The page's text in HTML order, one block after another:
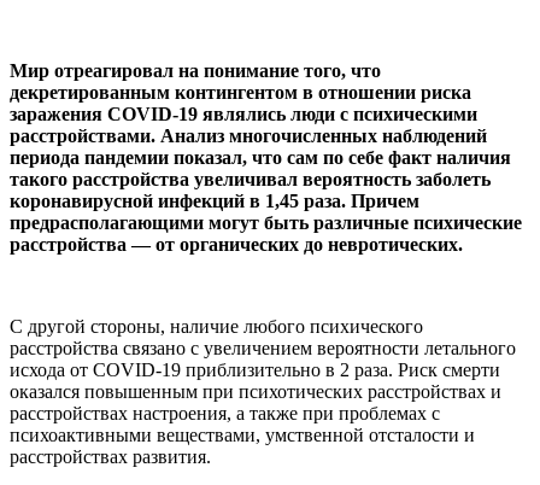
Мир отреагировал на понимание того, что
декретированным контингентом в отношении риска
заражения COVID-19 являлись люди с психическими
расстройствами. Анализ многочисленных наблюдений
периода пандемии показал, что сам по себе факт наличия
такого расстройства увеличивал вероятность заболеть
коронавирусной инфекций в 1,45 раза. Причем
предрасполагающими могут быть различные психические
расстройства — от органических до невротических.
С другой стороны, наличие любого психического
расстройства связано с увеличением вероятности летального
исхода от COVID-19 приблизительно в 2 раза. Риск смерти
оказался повышенным при психотических расстройствах и
расстройствах настроения, а также при проблемах с
психоактивными веществами, умственной отсталости и
расстройствах развития.